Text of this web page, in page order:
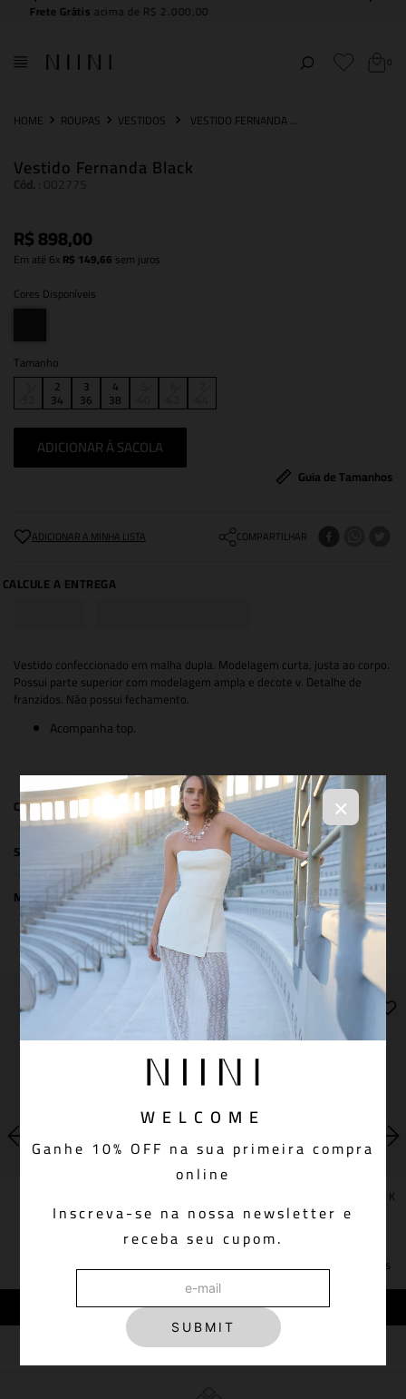
Compre eretire na NIINI JK Iguatemi
0
×
WELCOME
Ganhe 10% OFF na sua primeira compra
online
Inscreva-se na nossa newsletter e
receba seu cupom.
SUBMIT
ROUPAS VESTIDOS VESTIDO FERNANDA BLACK
Vestido Fernanda Black
R$898,00
Em até 6xR$ 149,66 sem juros
Cores Disponíveis
Tamanho
2
34
3
36
4
38
ADICIONAR À SACOLA
Guia de Tamanhos
COMPARTILHAR
Vestido confeccionado em malha dupla. Modelagem curta, justa ao corpo.
Possui parte superior com modelagem ampla e decote v. Detalhe de
franzidos. Não possui fechamento.
Acompanha top.
COMPOSIÇÃO
SIZE & FIT
MEDIDAS DA PEÇA
You May Also Like
R$ 34800
x deR$87,00sem juros
Adicionar à sacola
VESTIDO ANA BEATRIZ BLACK
R$1.198,00
Em até6x deR$199,66 sem juros
Adicionar à sacola